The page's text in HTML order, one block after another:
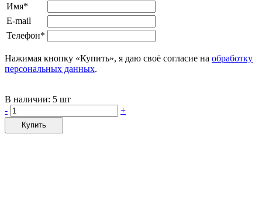
Имя*
E-mail
Телефон*
Нажимая кнопку «Купить», я даю своё согласие на обработку
персональных данных.
В наличии: 5 шт
-
+
Купить